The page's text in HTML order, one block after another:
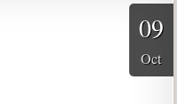
09
Oct